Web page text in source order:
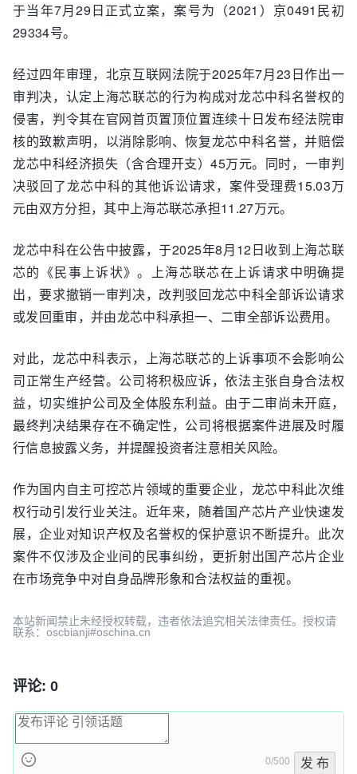
于当年7月29日正式立案，案号为（2021）京0491民初
29334号。
经过四年审理，北京互联网法院于2025年7月23日作出一
审判决，认定上海芯联芯的行为构成对龙芯中科名誉权的
侵害，判令其在官网首页置顶位置连续十日发布经法院审
核的致歉声明，以消除影响、恢复龙芯中科名誉，并赔偿
龙芯中科经济损失（含合理开支）45万元。同时，一审判
决驳回了龙芯中科的其他诉讼请求，案件受理费15.03万
元由双方分担，其中上海芯联芯承担11.27万元。
龙芯中科在公告中披露，于2025年8月12日收到上海芯联
芯的《民事上诉状》。上海芯联芯在上诉请求中明确提
出，要求撤销一审判决，改判驳回龙芯中科全部诉讼请求
或发回重审，并由龙芯中科承担一、二审全部诉讼费用。
对此，龙芯中科表示，上海芯联芯的上诉事项不会影响公
司正常生产经营。公司将积极应诉，依法主张自身合法权
益，切实维护公司及全体股东利益。由于二审尚未开庭，
最终判决结果存在不确定性，公司将根据案件进展及时履
行信息披露义务，并提醒投资者注意相关风险。
作为国内自主可控芯片领域的重要企业，龙芯中科此次维
权行动引发行业关注。近年来，随着国产芯片产业快速发
展，企业对知识产权及名誉权的保护意识不断提升。此次
案件不仅涉及企业间的民事纠纷，更折射出国产芯片企业
在市场竞争中对自身品牌形象和合法权益的重视。
本站新闻禁止未经授权转载，违者依法追究相关法律责任。授权请
联系：oscbianji#oschina.cn
评论: 0
0/500 发 布